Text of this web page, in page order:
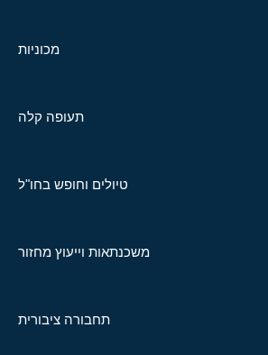
מכוניות
תעופה קלה
טיולים וחופש בחו"ל
משכנתאות וייעוץ מחזור
תחבורה ציבורית